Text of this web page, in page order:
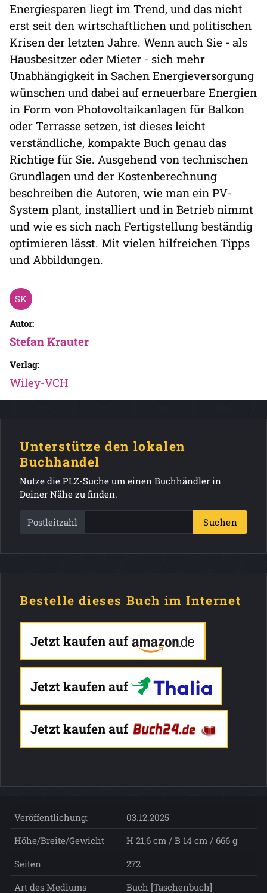
Energiesparen liegt im Trend, und das nicht
erst seit den wirtschaftlichen und politischen
Krisen der letzten Jahre. Wenn auch Sie - als
Hausbesitzer oder Mieter - sich mehr
Unabhängigkeit in Sachen Energieversorgung
wünschen und dabei auf erneuerbare Energien
in Form von Photovoltaikanlagen für Balkon
oder Terrasse setzen, ist dieses leicht
verständliche, kompakte Buch genau das
Richtige für Sie. Ausgehend von technischen
Grundlagen und der Kostenberechnung
beschreiben die Autoren, wie man ein PV-
System plant, installiert und in Betrieb nimmt
und wie es sich nach Fertigstellung beständig
optimieren lässt. Mit vielen hilfreichen Tipps
und Abbildungen.
Autor:
Stefan Krauter
Verlag:
Wiley-VCH
Unterstütze den lokalen
Buchhandel
Nutze die PLZ-Suche um einen Buchhändler in
Deiner Nähe zu finden.
Postleitzahl Suchen
Bestelle dieses Buch im Internet
Jetzt kaufen auf
Jetzt kaufen auf
Jetzt kaufen auf
Veröffentlichung:
03.12.2025
Höhe/Breite/Gewicht
H 21,6 cm / B 14 cm / 666 g
Seiten
272
Art des Mediums
Buch [Taschenbuch]